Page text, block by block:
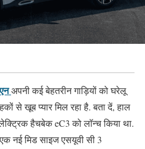
अपनी कई बेहतरीन गाड़ियों को घरेलू
से खूब प्यार मिल रहा है. बता दें, हाल
हैचबेक eC3 को लॉन्च किया था.
नई मिड साइज एसयूवी सी 3